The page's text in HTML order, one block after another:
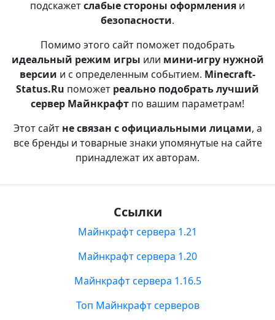
подскажетслабые стороны оформления и
безопасности.
Помимо этого сайт поможет подобрать
идеальный режим игры или мини-игру нужной
версии и с определенным событием. Minecraft-
Status.Ru поможет реально подобрать лучший
сервер Майнкрафт по вашим параметрам!
Этот сайт не связан с официальными лицами, а
все бренды и товарные знаки упомянутые на сайте
принадлежат их авторам.
Ссылки
Майнкрафт сервера 1.21
Майнкрафт сервера 1.20
Майнкрафт сервера 1.16.5
Топ Майнкрафт серверов